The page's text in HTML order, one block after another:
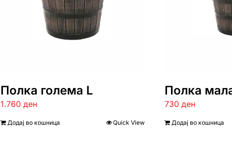
Полка голема L
1.760 ден
Додај во кошница Quick View
Полка
730 ден
Додај во кошница